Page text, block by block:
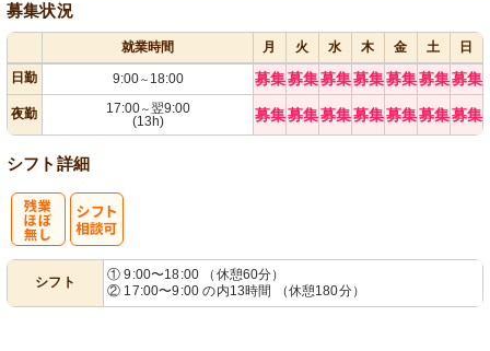
募集状況
就業時間 月 火 水 木 金 土
日
日勤
9:00～ 18:00 募集募集募集募集募集募集募集
夜勤 17:00～翌9:00
(13h)
募集募集募集募集募集募集募集
シフト詳細
シフト
① 9:00〜18:00 （休憩60分）
② 17:00〜9:00 の内13時間 （休憩180分）